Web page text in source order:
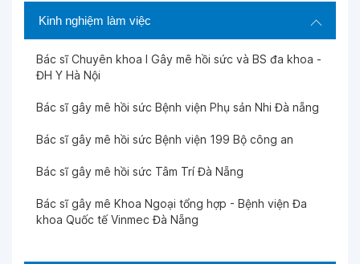
Kinh nghiệm làm việc
Bác sĩ Chuyên khoa I Gây mê hồi sức và BS đa khoa -
ĐH Y Hà Nội
Bác sĩ gây mê hồi sức Bệnh viện Phụ sản Nhi Đà nẵng
Bác sĩ gây mê hồi sức Bệnh viện 199 Bộ công an
Bác sĩ gây mê hồi sức Tâm Trí Đà Nẵng
Bác sĩ gây mê Khoa Ngoại tổng hợp - Bệnh viện Đa
khoa Quốc tế Vinmec Đà Nẵng